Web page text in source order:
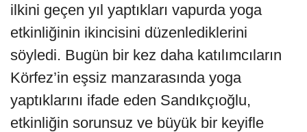
ilkini geçen yıl yaptıkları vapurda yoga
etkinliğinin ikincisini düzenlediklerini
söyledi. Bugün bir kez daha katılımcıların
Körfez’in eşsiz manzarasında yoga
yaptıklarını ifade eden Sandıkçıoğlu,
etkinliğin sorunsuz ve büyük bir keyifle